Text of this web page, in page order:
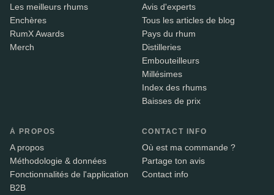
Les meilleurs rhums
Enchères
RumX Awards
Merch
Avis d'experts
Tous les articles de blog
Pays du rhum
Distilleries
Embouteilleurs
Millésimes
Index des rhums
Baisses de prix
À PROPOS
A propos
Méthodologie & données
Fonctionnalités de l'application
B2B
CONTACT INFO
Où est ma commande ?
Partage ton avis
Contact info